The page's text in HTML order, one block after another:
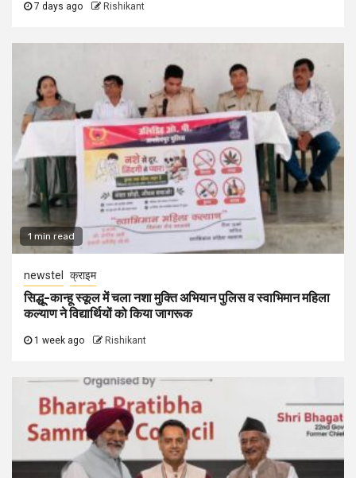
7 days ago Rishikant
1 min read
newstel क्राइम
सिद्धू-कान्हू स्कूल में चला नशा मुक्ति अभियान पुलिस व स्वाभिमान महिला
कल्याण ने विद्यार्थियों को किया जागरूक
1 week ago Rishikant